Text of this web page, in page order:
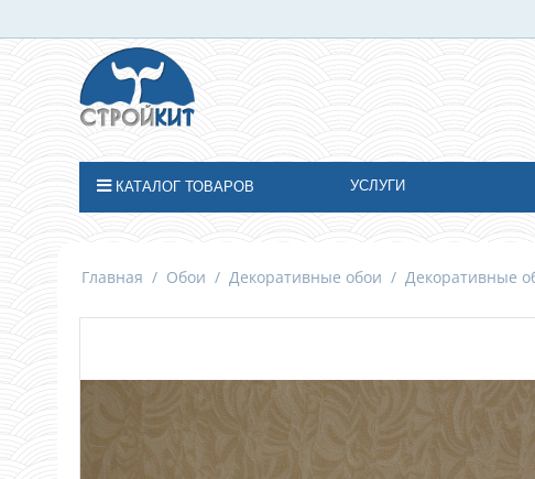
КАТАЛОГ ТОВАРОВ УСЛУГИ
Главная / Обои / Декоративные обои / Декоративные